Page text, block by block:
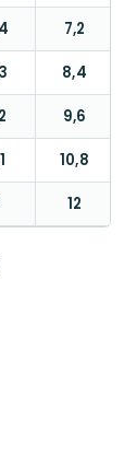
7,2
8,4
9,6
10,8
12